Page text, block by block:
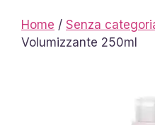
Home / Senza
Volumizzante 250ml